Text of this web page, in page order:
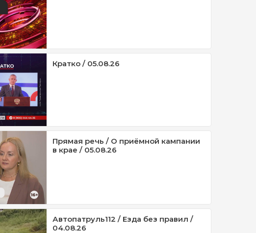
Кратко / 05.08.26
Прямая речь / О приёмной кампании
в крае / 05.08.26
Автопатруль112 / Езда без правил /
04.08.26